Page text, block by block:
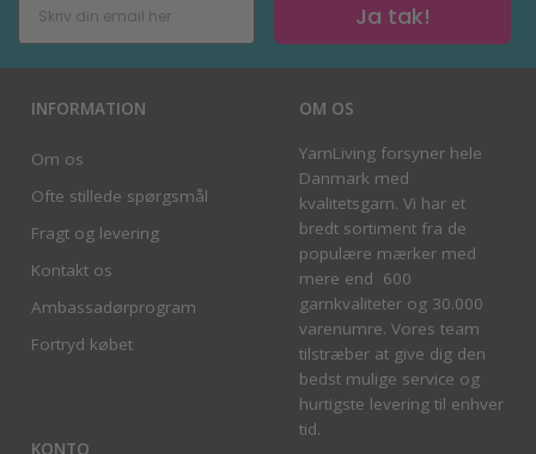
Ja tak!
INFORMATION
Om os
Ofte stillede spørgsmål
Fragt og levering
Kontakt os
Ambassadørprogram
Fortryd købet
KONTO
OM OS
YarnLiving forsyner hele
Danmark med
kvalitetsgarn. Vi har et
bredt sortiment fra de
populære mærker med
mere end 600
garnkvaliteter og 30.000
varenumre. Vores team
tilstræber at give dig den
bedst mulige service og
hurtigste levering til enhver
tid.